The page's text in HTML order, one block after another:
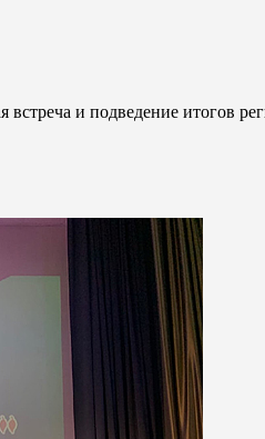
и подведение итогов